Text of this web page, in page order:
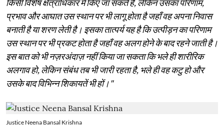
किसी विशेष क्षेत्राधिकार में किए जा सकते हैं, लेकिन उसका परिणाम,
प्रभाव और आघात उस स्थान पर भी लागू होता है जहाँ वह अपना निवास
बनाती है या शरण लेती है। इसका तात्पर्य यह है कि उत्पीड़न का परिणाम
उस स्थान पर भी प्रकट होता है जहाँ वह अलग होने के बाद रहने जाती है।
इस बात को भी नज़रअंदाज़ नहीं किया जा सकता कि भले ही शारीरिक
अलगाव हो, लेकिन संबंध तब भी जारी रहता है, भले ही वह कटु हो और
उसके बाद विभिन्न शिकायतें भी हों।"
Justice Neena Bansal Krishna